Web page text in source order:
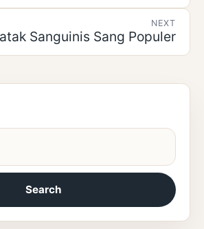
NEXT
Sanguinis Sang Populer